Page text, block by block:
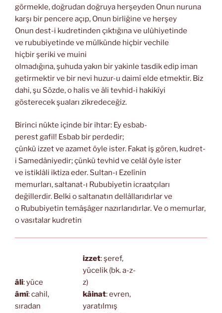
görmekle, doğrudan doğruya herşeyden Onun nuruna
karşı bir pencere açıp, Onun birliğine ve herşey
Onun dest-i kudretinden çıktığına ve ulûhiyetinde
ve rububiyetinde ve mülkünde hiçbir vechile
hiçbir şeriki ve muini
olmadığına, şuhuda yakın bir yakinle tasdik edip iman
getirmektir ve bir nevi huzur-u daimî elde etmektir. Biz
dahi, şu Sözde, o halis ve âli tevhid-i hakikîyi
gösterecek şuaları zikredeceğiz.
Birinci nükte içinde bir ihtar: Ey esbab-
perest gafil! Esbab bir perdedir;
çünkü izzet ve azamet öyle ister. Fakat iş gören, kudret-
i Samedâniyedir; çünkü tevhid ve celâl öyle ister
ve istiklâli iktiza eder. Sultan-ı Ezelînin
memurları, saltanat-ı Rububiyetin icraatçıları
değillerdir. Belki o saltanatın dellâllarıdırlar ve
o Rububiyetin temâşâger nazırlarıdırlar. Ve o memurlar,
o vasıtalar kudretin
âli: yüce
âmî: cahil,
sıradan
izzet: şeref,
yücelik (bk. a-z-
z)
kâinat: evren,
yaratılmış